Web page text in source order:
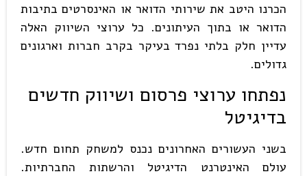
הכרנו היטב את שירותי הדואר או האינסרטים בתיבות
הדואר או בתוך העיתונים. כל ערוצי השיווק האלה
עדיין חלק בלתי נפרד בעיקר בקרב חברות וארגונים
גדולים.
נפתחו ערוצי פרסום ושיווק חדשים
בדיגיטל
בשני העשורים האחרונים נכנס למשחק תחום חדש.
עולם האינטרנט הדיגיטל והרשתות החברתיות.